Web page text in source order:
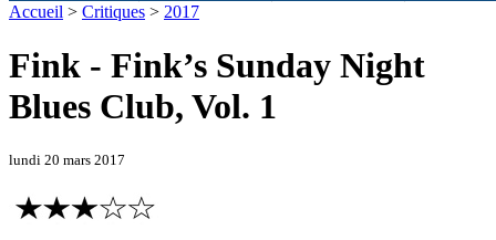
Accueil > Critiques > 2017
Fink - Fink’s Sunday Night
Blues Club, Vol. 1
lundi 20 mars 2017